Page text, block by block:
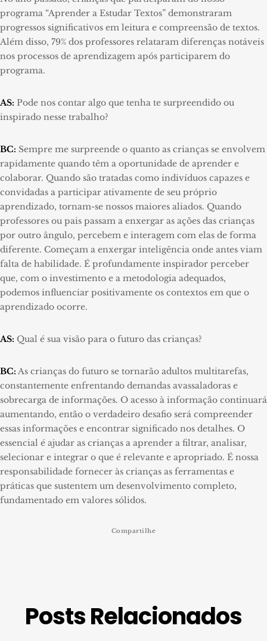
programa “Aprender a Estudar Textos” demonstraram
progressos significativos em leitura e compreensão de textos.
Além disso, 79% dos professores relataram diferenças notáveis
nos processos de aprendizagem após participarem do
programa.
AS: Pode nos contar algo que tenha te surpreendido ou
inspirado nesse trabalho?
BC: Sempre me surpreende o quanto as crianças se envolvem
rapidamente quando têm a oportunidade de aprender e
colaborar. Quando são tratadas como indivíduos capazes e
convidadas a participar ativamente de seu próprio
aprendizado, tornam-se nossos maiores aliados. Quando
professores ou pais passam a enxergar as ações das crianças
por outro ângulo, percebem e interagem com elas de forma
diferente. Começam a enxergar inteligência onde antes viam
falta de habilidade. É profundamente inspirador perceber
que, com o investimento e a metodologia adequados,
podemos influenciar positivamente os contextos em que o
aprendizado ocorre.
AS: Qual é sua visão para o futuro das crianças?
BC: As crianças do futuro se tornarão adultos multitarefas,
constantemente enfrentando demandas avassaladoras e
sobrecarga de informações. O acesso à informação continuará
aumentando, então o verdadeiro desafio será compreender
essas informações e encontrar significado nos detalhes. O
essencial é ajudar as crianças a aprender a filtrar, analisar,
selecionar e integrar o que é relevante e apropriado. É nossa
responsabilidade fornecer às crianças as ferramentas e
práticas que sustentem um desenvolvimento completo,
fundamentado em valores sólidos.
Compartilhe
Posts Relacionados